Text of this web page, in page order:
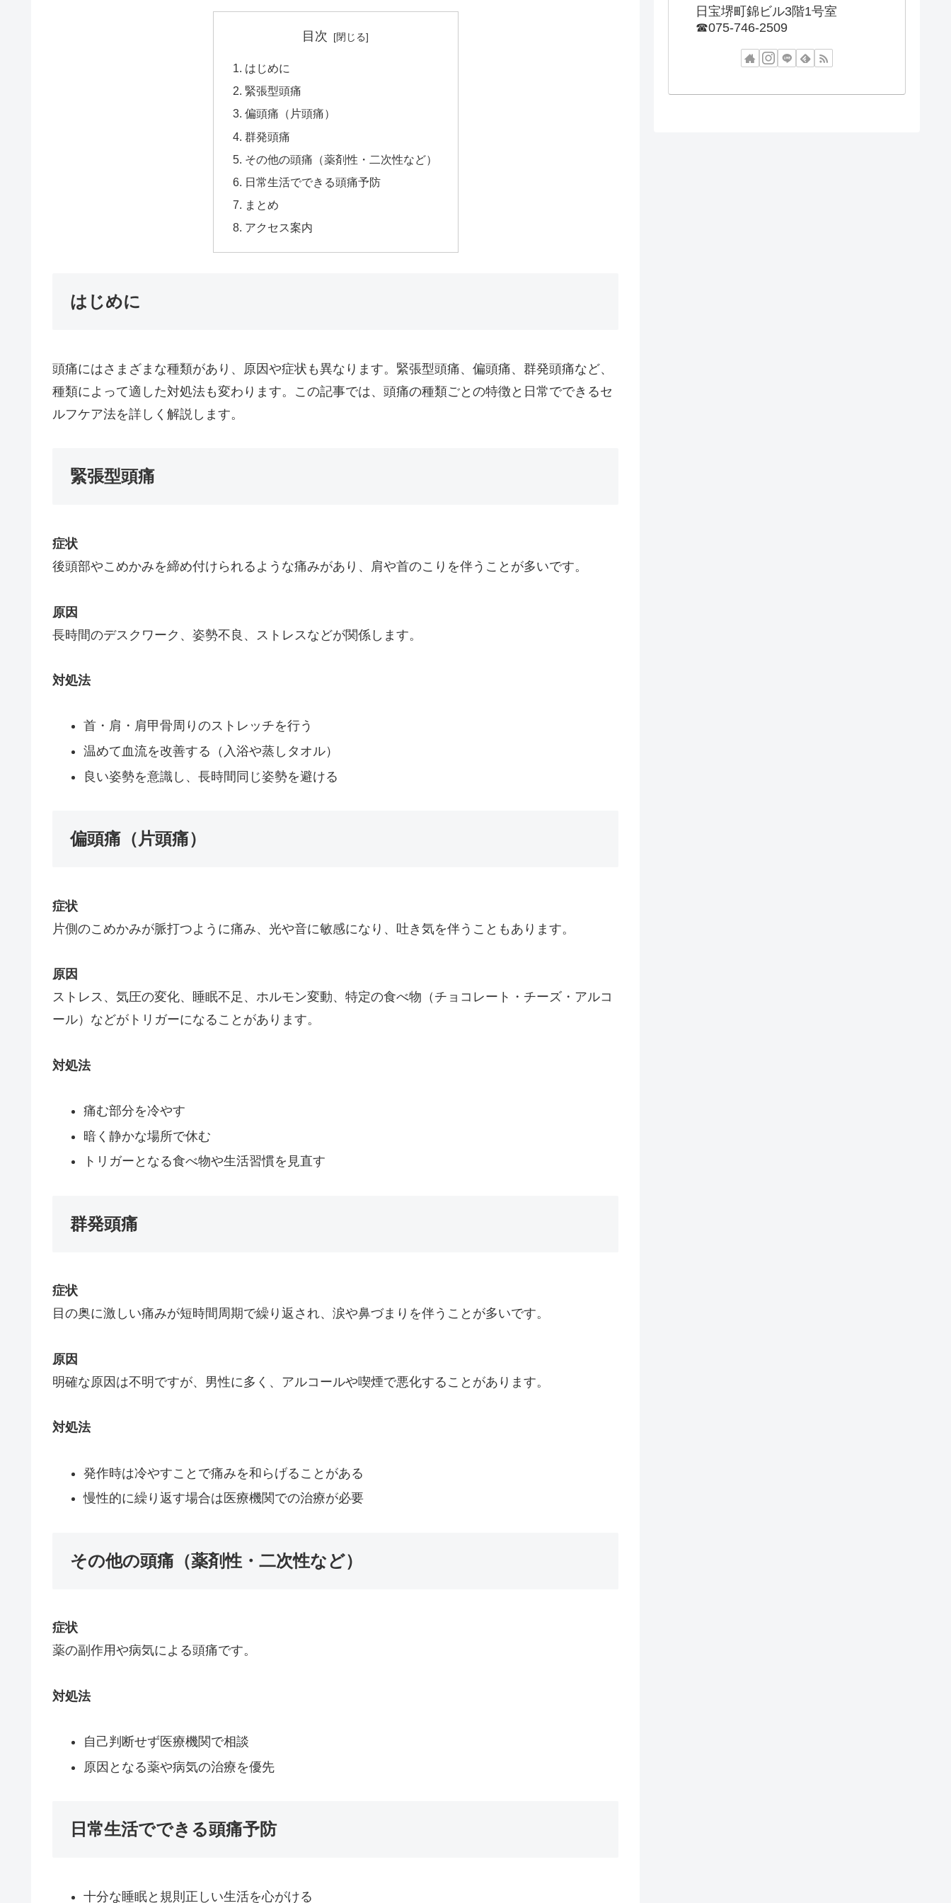
目次
はじめに
緊張型頭痛
偏頭痛（片頭痛）
群発頭痛
その他の頭痛（薬剤性・二次性など）
日常生活でできる頭痛予防
まとめ
アクセス案内
はじめに
頭痛にはさまざまな種類があり、原因や症状も異なります。緊張型頭痛、偏頭痛、群発頭痛など、
種類によって適した対処法も変わります。この記事では、頭痛の種類ごとの特徴と日常でできるセ
ルフケア法を詳しく解説します。
緊張型頭痛
症状
後頭部やこめかみを締め付けられるような痛みがあり、肩や首のこりを伴うことが多いです。
原因
長時間のデスクワーク、姿勢不良、ストレスなどが関係します。
対処法
首・肩・肩甲骨周りのストレッチを行う
温めて血流を改善する（入浴や蒸しタオル）
良い姿勢を意識し、長時間同じ姿勢を避ける
偏頭痛（片頭痛）
症状
片側のこめかみが脈打つように痛み、光や音に敏感になり、吐き気を伴うこともあります。
原因
ストレス、気圧の変化、睡眠不足、ホルモン変動、特定の食べ物（チョコレート・チーズ・アルコ
ール）などがトリガーになることがあります。
対処法
痛む部分を冷やす
暗く静かな場所で休む
トリガーとなる食べ物や生活習慣を見直す
群発頭痛
症状
目の奥に激しい痛みが短時間周期で繰り返され、涙や鼻づまりを伴うことが多いです。
原因
明確な原因は不明ですが、男性に多く、アルコールや喫煙で悪化することがあります。
対処法
発作時は冷やすことで痛みを和らげることがある
慢性的に繰り返す場合は医療機関での治療が必要
その他の頭痛（薬剤性・二次性など）
症状
薬の副作用や病気による頭痛です。
対処法
自己判断せず医療機関で相談
原因となる薬や病気の治療を優先
日常生活でできる頭痛予防
十分な睡眠と規則正しい生活を心がける
日宝堺町錦ビル3階1号室
☎︎075-746-2509